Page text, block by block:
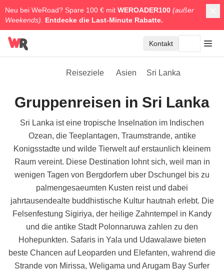
Neu bei WeRoad? Spare 100 € mit WEROADER100 (außer
Weekends).
Entdecke die Last-Minute Rabatte.
Kontakt
Reiseziele Asien Sri Lanka
Gruppenreisen in Sri Lanka
Sri Lanka ist eine tropische Inselnation im Indischen
Ozean, die Teeplantagen, Traumstrande, antike
Konigsstadte und wilde Tierwelt auf erstaunlich kleinem
Raum vereint. Diese Destination lohnt sich, weil man in
wenigen Tagen von Bergdorfern uber Dschungel bis zu
palmengesaeumten Kusten reist und dabei
jahrtausendealte buddhistische Kultur hautnah erlebt. Die
Felsenfestung Sigiriya, der heilige Zahntempel in Kandy
und die antike Stadt Polonnaruwa zahlen zu den
Hohepunkten. Safaris in Yala und Udawalawe bieten
beste Chancen auf Leoparden und Elefanten, wahrend die
Strande von Mirissa, Weligama und Arugam Bay Surfer